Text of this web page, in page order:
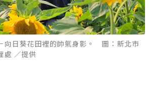
向日葵花田裡的帥氣身影。 圖：新北市
處 ／提供